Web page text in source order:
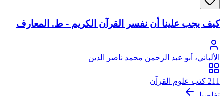
كيف يجب علينا أن نفسر القرآن الكريم - ط. المعارف
الألباني، أبو عبد الرحمن محمد ناصر الدين
211 كتب علوم القرآن